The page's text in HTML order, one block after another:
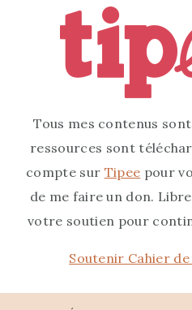
Tous mes contenus
ressources sont
compte sur Tipee pour
de me faire un don.
votre soutien pour
Soutenir Cahier